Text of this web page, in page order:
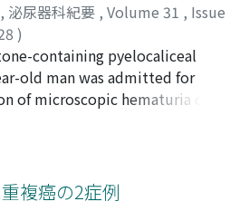
, 泌尿器科紀要 , Volume 31 , Issue
)
折戸, 松男;平野, 章治;大川, 光央
Toshiaki ;ORITO, Matsuo
Mitsuo
containing pyelocaliceal
old man was admitted for
of microscopic hematuria on
of numerous small
and the case was considered to
An excretory pyelogram
複癌の2症例